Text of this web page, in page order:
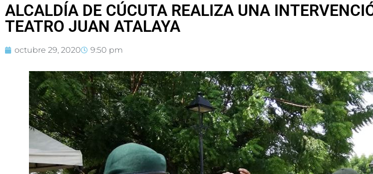
ALCALDÍA DE CÚCUTA REALIZA UNA
TEATRO JUAN ATALAYA
octubre 29, 2020 9:50 pm